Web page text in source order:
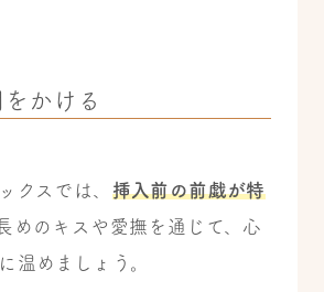
かける
クスでは、 挿入前の前戯が特
めのキスや愛撫を通じて、心
温めましょう。